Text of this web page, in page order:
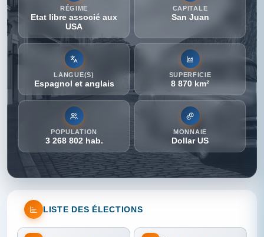
RÉGIME
Etat libre associé aux
USA
CAPITALE
San Juan
LANGUE(S)
Espagnol et anglais
SUPERFICIE
8 870 km²
POPULATION
3 268 802 hab.
MONNAIE
Dollar US
LISTE DES ÉLECTIONS